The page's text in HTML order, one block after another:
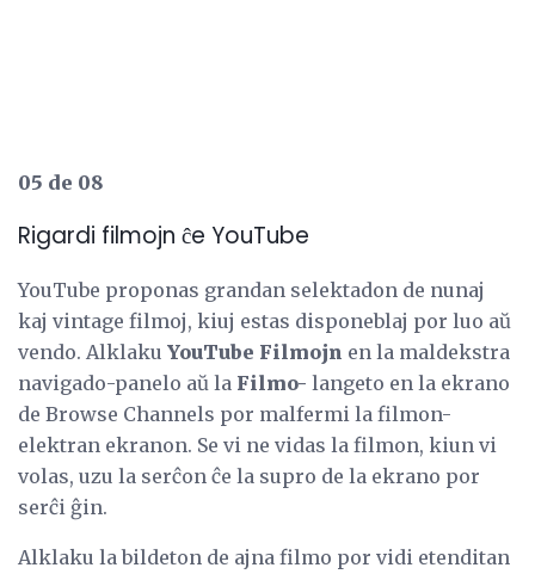
05 de 08
Rigardi filmojn ĉe YouTube
YouTube proponas grandan selektadon de nunaj
kaj vintage filmoj, kiuj estas disponeblaj por luo aŭ
vendo. Alklaku YouTube Filmojn en la maldekstra
navigado-panelo aŭ la Filmo- langeto en la ekrano
de Browse Channels por malfermi la filmon-
elektran ekranon. Se vi ne vidas la filmon, kiun vi
volas, uzu la serĉon ĉe la supro de la ekrano por
serĉi ĝin.
Alklaku la bildeton de ajna filmo por vidi etenditan